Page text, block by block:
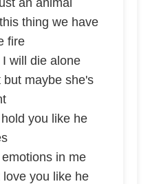
an animal
thing we have
fire
will die alone
but maybe she's
you like he
in me
you like he